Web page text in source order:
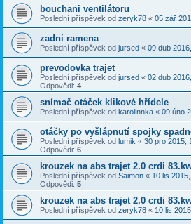
bouchani ventilátoru
Poslední příspěvek od zeryk78 « 05 zář
zadni ramena
Poslední příspěvek od jursed « 09 dub
prevodovka trajet
Poslední příspěvek od jursed « 02 dub
Odpovědi: 4
snímač otáček klikové hřídele
Poslední příspěvek od karolinnka « 09 úno
otáčky po vyšlápnutí spojky
Poslední příspěvek od lumik « 30 pro 2015,
Odpovědi: 6
krouzek na abs trajet 2.0 crdi
Poslední příspěvek od Saimon « 10 lis
Odpovědi: 5
krouzek na abs trajet 2.0 crdi
Poslední příspěvek od zeryk78 « 10 lis